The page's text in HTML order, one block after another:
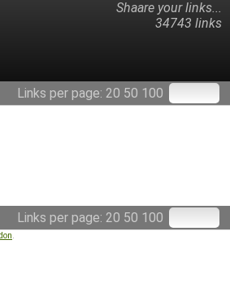
Shaare your links...
34743 links
Links per page: 20 50 100
Links per page: 20 50 100
.